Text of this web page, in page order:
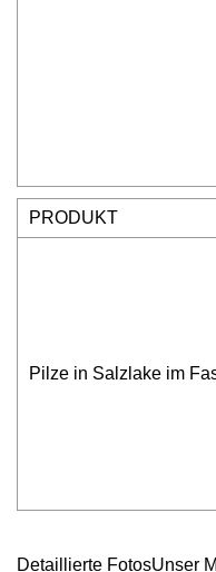
PRODUKT
Pilze in Salzlake im
Detaillierte FotosUnser